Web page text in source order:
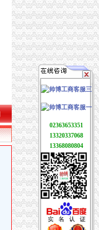
02363653351
13320337068
13368080804